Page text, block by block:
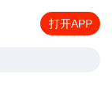
打开APP